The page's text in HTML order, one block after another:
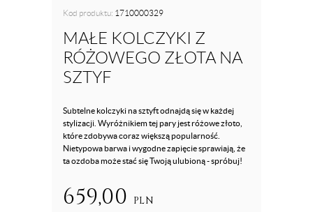
Kod produktu: 1710000329
MAŁE KOLCZYKI Z
RÓŻOWEGO ZŁOTA NA
SZTYF
Subtelne kolczyki na sztyft odnajdą się w każdej
stylizacji. Wyróżnikiem tej pary jest różowe złoto,
które zdobywa coraz większą popularność.
Nietypowa barwa i wygodne zapięcie sprawiają, że
ta ozdoba może stać się Twoją ulubioną - spróbuj!
659,00 PLN